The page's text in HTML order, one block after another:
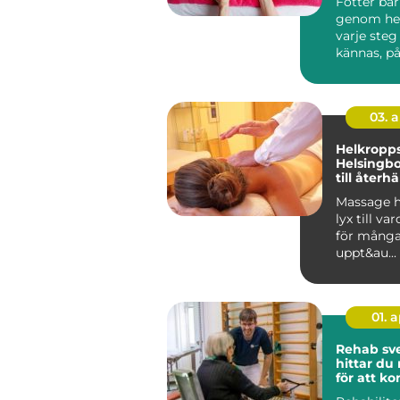
genom
varje
kännas,
03.
till
Massage
lyx till
för
uppt&au...
01.
Rehab
hittar du
för att